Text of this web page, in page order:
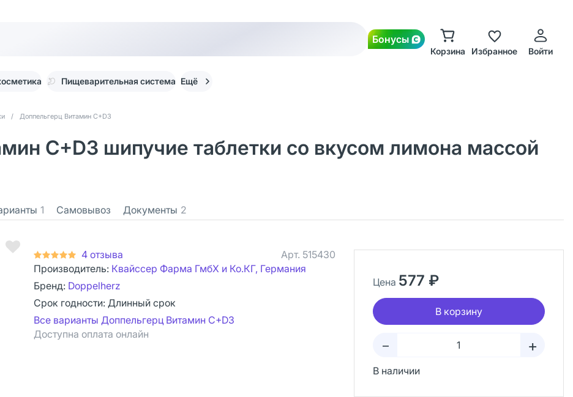
Бонусы
Корзина Избранное Войти
Пищеварительная система Ещё
/ Доппельгерц Витамин С+D3
С+D3 шипучие таблетки со вкусом лимона массой
1 Самовывоз Документы 2
4 отзыва Арт. 515430
Производитель: Квайссер Фарма ГмбХ и Ко.КГ, Германия
Бренд: Doppelherz
Срок годности: Длинный срок
Все варианты Доппельгерц Витамин С+D3
Доступна оплата онлайн
Цена 577 ₽
В корзину
– +
В наличии